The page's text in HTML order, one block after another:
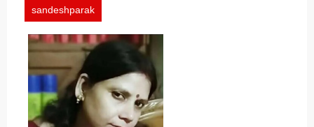
sandeshparak